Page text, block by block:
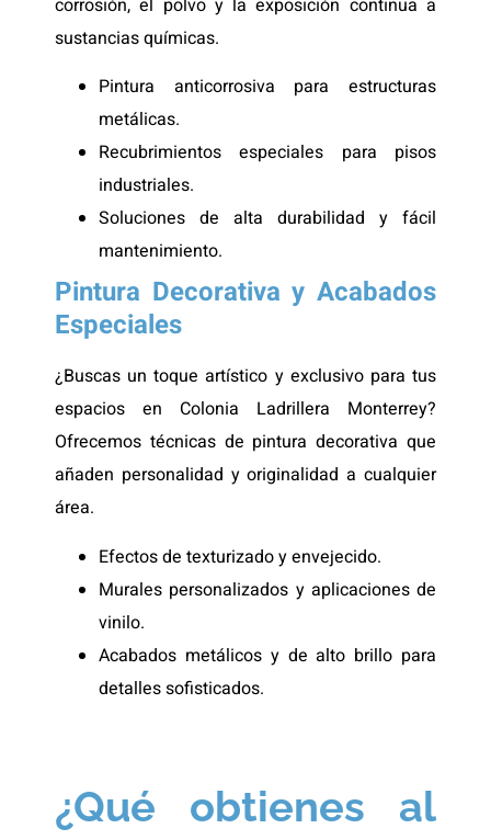
corrosión, el polvo y la exposición continua a
sustancias químicas.
Pintura anticorrosiva para estructuras
metálicas.
Recubrimientos especiales para pisos
industriales.
Soluciones de alta durabilidad y fácil
mantenimiento.
Pintura Decorativa y Acabados
Especiales
¿Buscas un toque artístico y exclusivo para tus
espacios en Colonia Ladrillera Monterrey?
Ofrecemos técnicas de pintura decorativa que
añaden personalidad y originalidad a cualquier
área.
Efectos de texturizado y envejecido.
Murales personalizados y aplicaciones de
vinilo.
Acabados metálicos y de alto brillo para
detalles sofisticados.
¿Qué obtienes al